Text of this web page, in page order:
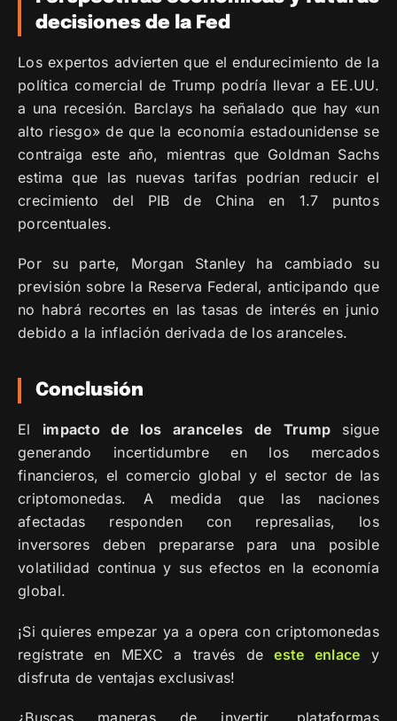
decisiones de la Fed
Los expertos advierten que el endurecimiento de la
política comercial de Trump podría llevar a EE.UU.
a una recesión. Barclays ha señalado que hay «un
alto riesgo» de que la economía estadounidense se
contraiga este año, mientras que Goldman Sachs
estima que las nuevas tarifas podrían reducir el
crecimiento del PIB de China en 1.7 puntos
porcentuales.
Por su parte, Morgan Stanley ha cambiado su
previsión sobre la Reserva Federal, anticipando que
no habrá recortes en las tasas de interés en junio
debido a la inflación derivada de los aranceles.
Conclusión
El impacto de los aranceles de Trump sigue
generando incertidumbre en los mercados
financieros, el comercio global y el sector de las
criptomonedas. A medida que las naciones
afectadas responden con represalias, los
inversores deben prepararse para una posible
volatilidad continua y sus efectos en la economía
global.
¡Si quieres empezar ya a opera con criptomonedas
regístrate en MEXC a través deeste enlace y
disfruta de ventajas exclusivas!
¿Buscas maneras de invertir, plataformas